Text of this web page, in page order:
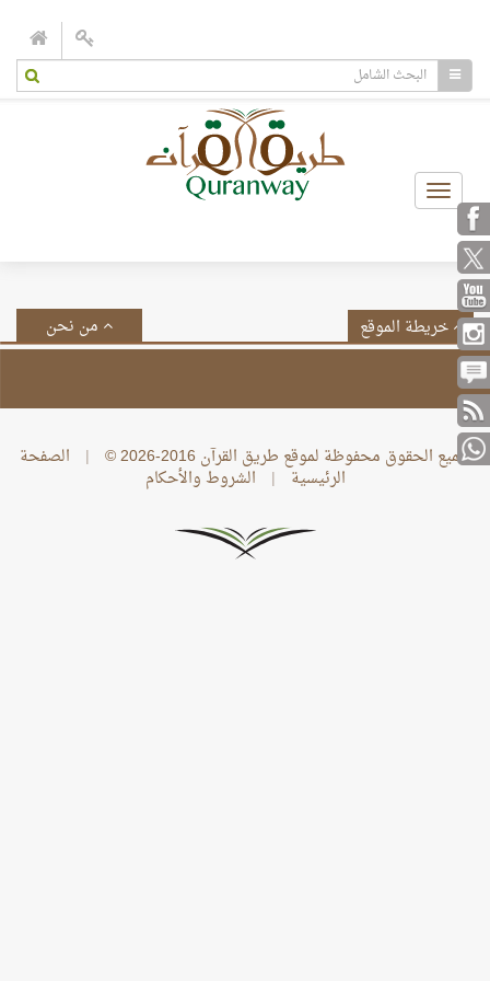
Toggle
navigation
من نحن خريطة الموقع
جميع الحقوق محفوظة لموقع طريق القرآن 2016-2026 © | الصفحة
الرئيسية | الشروط والأحكام